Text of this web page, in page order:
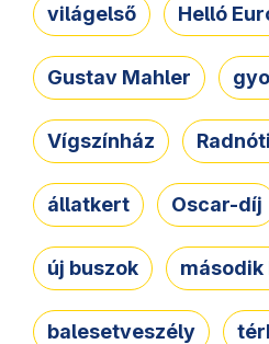
világelső Helló
Gustav Mahler
Vígszínház
állatkert Oscar-díj
új buszok
balesetveszély